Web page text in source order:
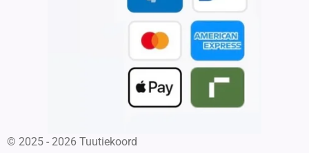
© 2025 - 2026 Tuutiekoord